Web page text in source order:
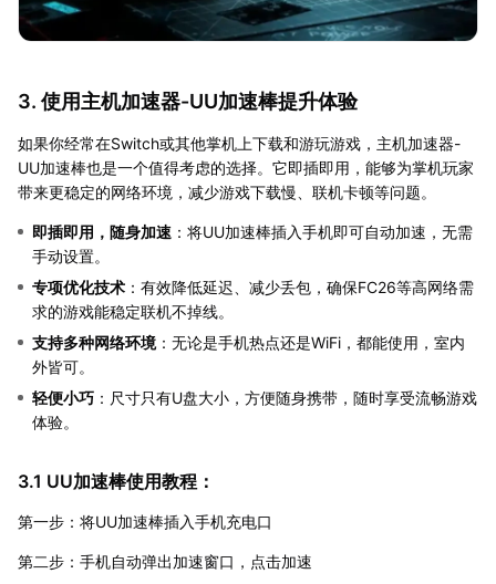
3. 使用主机加速器-UU加速棒提升体验
如果你经常在Switch或其他掌机上下载和游玩游戏，主机加速器-
UU加速棒也是一个值得考虑的选择。它即插即用，能够为掌机玩家
带来更稳定的网络环境，减少游戏下载慢、联机卡顿等问题。
即插即用，随身加速 ：将UU加速棒插入手机即可自动加速，无需
手动设置。
专项优化技术 ：有效降低延迟、减少丢包，确保FC26等高网络需
求的游戏能稳定联机不掉线。
支持多种网络环境：无论是手机热点还是WiFi，都能使用，室内
外皆可。
轻便小巧 ：尺寸只有U盘大小，方便随身携带，随时享受流畅游戏
体验。
3.1 UU加速棒使用教程：
第一步：将UU加速棒插入手机充电口
第二步：手机自动弹出加速窗口，点击加速